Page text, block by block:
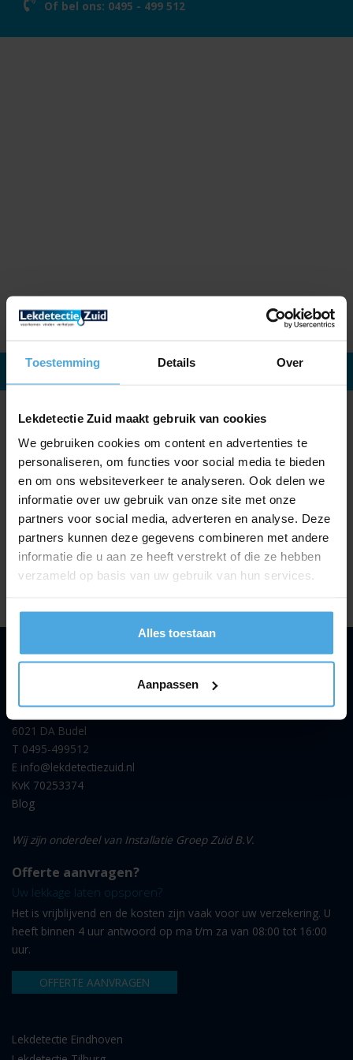
Toestemming Details Over
Lekdetectie Zuid maakt gebruik van cookies
We gebruiken cookies om content en advertenties te
personaliseren, om functies voor social media te bieden
en om ons websiteverkeer te analyseren. Ook delen we
informatie over uw gebruik van onze site met onze
partners voor social media, adverteren en analyse. Deze
partners kunnen deze gegevens combineren met andere
informatie die u aan ze heeft verstrekt of die ze hebben
verzameld op basis van uw gebruik van hun services.
Alles toestaan
Aanpassen
Vacature
Of bel ons: 0495 - 499 512
Contact
6021 DA Budel
T 0495-499512
E info@lekdetectiezuid.nl
KvK 70253374
Blog
Wij zijn onderdeel van Installatie Groep Zuid B.V.
Offerte aanvragen?
Uw lekkage laten opsporen?
Het is vrijblijvend en de kosten zijn vaak voor uw verzekering. U
heeft binnen 4 uur antwoord op ma t/m za van 08:00 tot 16:00
uur.
OFFERTE AANVRAGEN
Lekdetectie Eindhoven